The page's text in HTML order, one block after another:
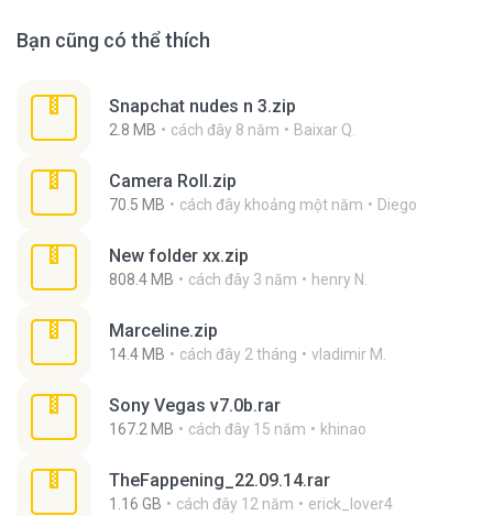
Bạn cũng có thể thích
Snapchat nudes n 3.zip
2.8 MB cách đây 8 năm Baixar Q.
Camera Roll.zip
70.5 MB cách đây khoảng một năm Diego
New folder xx.zip
808.4 MB cách đây 3 năm henry N.
Marceline.zip
14.4 MB cách đây 2 tháng vladimir M.
Sony Vegas v7.0b.rar
167.2 MB cách đây 15 năm khinao
TheFappening_22.09.14.rar
1.16 GB cách đây 12 năm erick_lover4